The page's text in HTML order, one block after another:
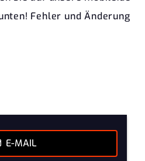
Fehler und Änderung
E-MAIL